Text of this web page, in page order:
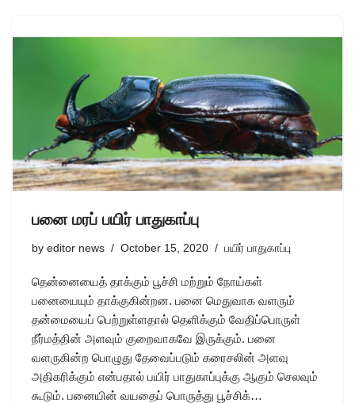
பனை மரப் பயிர் பாதுகாப்பு
by editor news October 15, 2020 பயிர் பாதுகாப்பு
தென்னையைத் தாக்கும் பூச்சி மற்றும் நோய்கள்
பனையையும் தாக்குகின்றன. பனை மெதுவாக வளரும்
தன்மையைப் பெற்றுள்ளதால் தெளிக்கும் வேதிப்பொருள்
நீர்மத்தின் அளவும் குறைவாகவே இருக்கும். பனை
வளருகின்ற பொழுது தேவைப்படும் கரைசலின் அளவு
அதிகரிக்கும் என்பதால் பயிர் பாதுகாப்புக்கு ஆகும் செலவும்
கூடும். பனையின் வயதைப் பொருத்து பூச்சிக்…